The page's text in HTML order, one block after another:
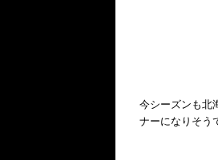
今シーズンも北
ナーになりそう